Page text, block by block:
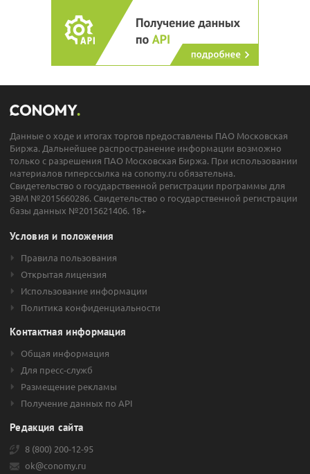
Данные о ходе и итогах торгов предоставлены ПАО Московская
Биржа. Дальнейшее распространение информации возможно
только с разрешения ПАО Московская Биржа. При использовании
материалов гиперссылка на conomy.ru обязательна.
Свидетельство о государственной регистрации программы для
ЭВМ №2015660286. Свидетельство о государственной регистрации
базы данных №2015621406. 18+
Условия и положения
Правила пользования
Открытая лицензия
Использование информации
Политика конфиденциальности
Контактная информация
Общая информация
Для пресс-служб
Размещение рекламы
Получение данных по API
Редакция сайта
8 (800) 200-12-95
ok@conomy.ru